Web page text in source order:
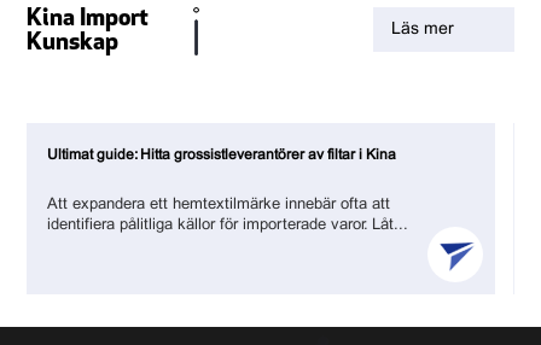
Kina Import
Kunskap
Läs mer
Ultimat guide: Hitta grossistleverantörer av filtar i Kina
Att expandera ett hemtextilmärke innebär ofta att
identifiera pålitliga källor för importerade varor. Låt...